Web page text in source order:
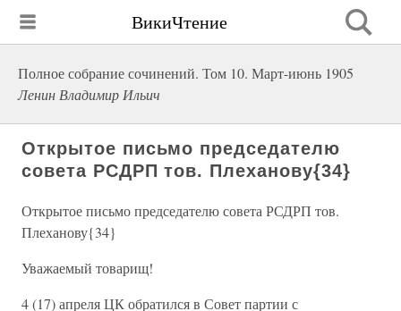
ВикиЧтение
Полное собрание сочинений. Том 10. Март-июнь 1905
Ленин Владимир Ильич
Открытое письмо председателю
совета РСДРП тов. Плеханову{34}
Открытое письмо председателю совета РСДРП тов.
Плеханову{34}
Уважаемый товарищ!
4 (17) апреля ЦК обратился в Совет партии с